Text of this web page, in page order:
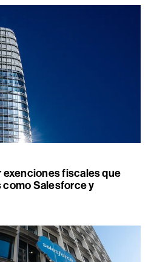
exenciones fiscales que
como Salesforce y